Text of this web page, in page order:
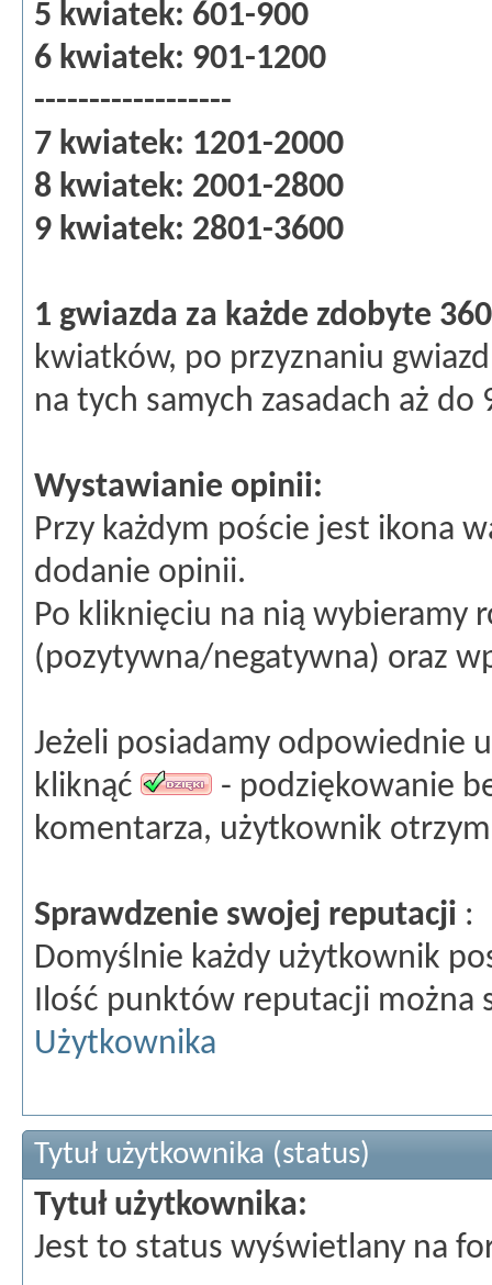
5 kwiatek: 601-900
6 kwiatek: 901-1200
------------------
7 kwiatek: 1201-2000
8 kwiatek: 2001-2800
9 kwiatek: 2801-3600
1 gwiazda za każde zdobyte
kwiatków, po przyznaniu
na tych samych zasadach aż do
Wystawianie opinii:
Przy każdym poście jest ikona
dodanie opinii.
Po kliknięciu na nią wybieramy
(pozytywna/negatywna) oraz
Jeżeli posiadamy odpowiednie
kliknąć
- podziękowanie
komentarza, użytkownik
Sprawdzenie swojej reputacji :
Domyślnie każdy użytkownik
Ilość punktów reputacji można
Użytkownika
Tytuł użytkownika (status)
Tytuł użytkownika:
Jest to status wyświetlany na